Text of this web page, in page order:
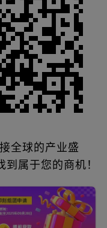
全球的产业盛
属于您的商机！